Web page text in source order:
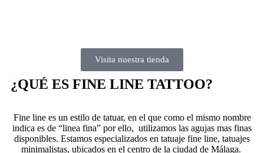
Visita nuestra tienda
¿QUÉ ES FINE LINE TATTOO?
Fine line es un estilo de tatuar, en el que como el mismo nombre
indica es de “linea fina” por ello, utilizamos las agujas mas finas
disponibles. Estamos especializados en tatuaje fine line, tatuajes
minimalistas, ubicados en el centro de la ciudad de Málaga.